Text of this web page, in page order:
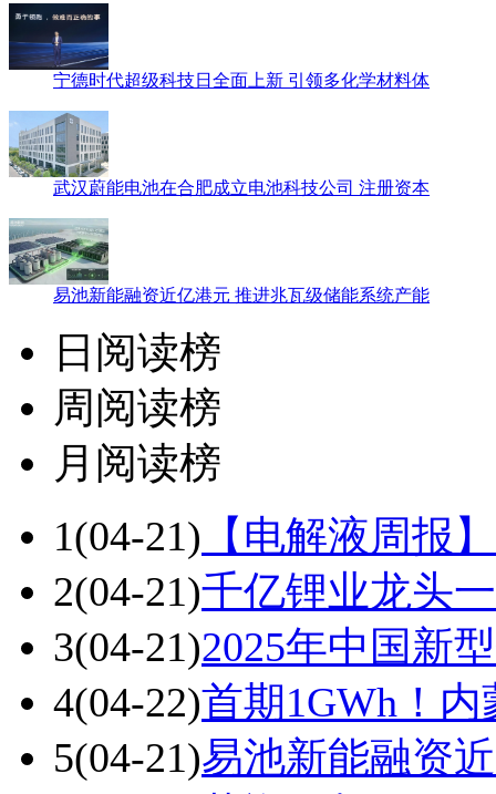
宁德时代超级科技日全面上新 引领多化学材料体
武汉蔚能电池在合肥成立电池科技公司 注册资本
易池新能融资近亿港元 推进兆瓦级储能系统产能
日阅读榜
周阅读榜
月阅读榜
1(04-21) 【电解液周报
2(04-21)千亿锂业龙头
3(04-21)2025年中国新
4(04-22)首期1GWh！
5(04-21)易池新能融资